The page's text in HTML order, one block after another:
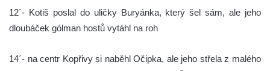
12´- Kotiš poslal do uličky Buryánka, který šel sám, ale jeho
dloubáček gólman hostů vytáhl na roh
14´- na centr Kopřivy si naběhl Očipka, ale jeho střela z malého